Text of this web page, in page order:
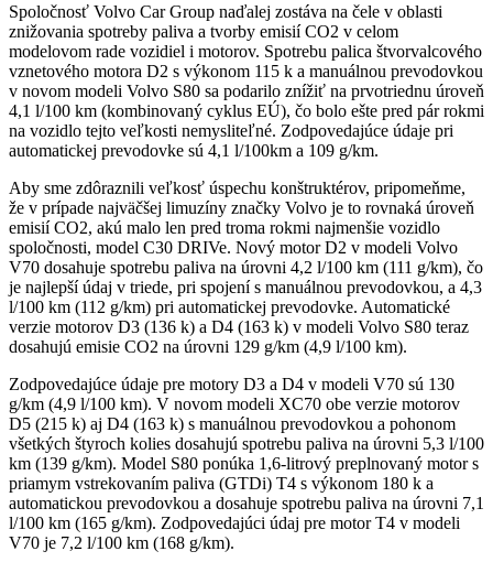
Spoločnosť Volvo Car Group naďalej zostáva na čele v oblasti
znižovania spotreby paliva a tvorby emisií CO2 v celom
modelovom rade vozidiel i motorov. Spotrebu palica štvorvalcového
vznetového motora D2 s výkonom 115 k a manuálnou prevodovkou
v novom modeli Volvo S80 sa podarilo znížiť na prvotriednu úroveň
4,1 l/100 km (kombinovaný cyklus EÚ), čo bolo ešte pred pár rokmi
na vozidlo tejto veľkosti nemysliteľné. Zodpovedajúce údaje pri
automatickej prevodovke sú 4,1 l/100km a 109 g/km.
Aby sme zdôraznili veľkosť úspechu konštruktérov, pripomeňme,
že v prípade najväčšej limuzíny značky Volvo je to rovnaká úroveň
emisií CO2, akú malo len pred troma rokmi najmenšie vozidlo
spoločnosti, model C30 DRIVe. Nový motor D2 v modeli Volvo
V70 dosahuje spotrebu paliva na úrovni 4,2 l/100 km (111 g/km), čo
je najlepší údaj v triede, pri spojení s manuálnou prevodovkou, a 4,3
l/100 km (112 g/km) pri automatickej prevodovke. Automatické
verzie motorov D3 (136 k) a D4 (163 k) v modeli Volvo S80 teraz
dosahujú emisie CO2 na úrovni 129 g/km (4,9 l/100 km).
Zodpovedajúce údaje pre motory D3 a D4 v modeli V70 sú 130
g/km (4,9 l/100 km). V novom modeli XC70 obe verzie motorov
D5 (215 k) aj D4 (163 k) s manuálnou prevodovkou a pohonom
všetkých štyroch kolies dosahujú spotrebu paliva na úrovni 5,3 l/100
km (139 g/km). Model S80 ponúka 1,6-litrový preplnovaný motor s
priamym vstrekovaním paliva (GTDi) T4 s výkonom 180 k a
automatickou prevodovkou a dosahuje spotrebu paliva na úrovni 7,1
l/100 km (165 g/km). Zodpovedajúci údaj pre motor T4 v modeli
V70 je 7,2 l/100 km (168 g/km).